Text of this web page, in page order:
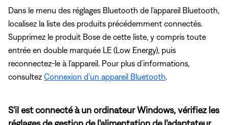
Dans le menu des réglages Bluetooth de l’appareil Bluetooth,
localisez la liste des produits précédemment connectés.
Supprimez le produit Bose de cette liste, y compris toute
entrée en double marquée LE (Low Energy), puis
reconnectez-le à l’appareil. Pour plus d’informations,
consultez Connexion d’un appareil Bluetooth
S'il est connecté à un ordinateur Windows, vérifiez les